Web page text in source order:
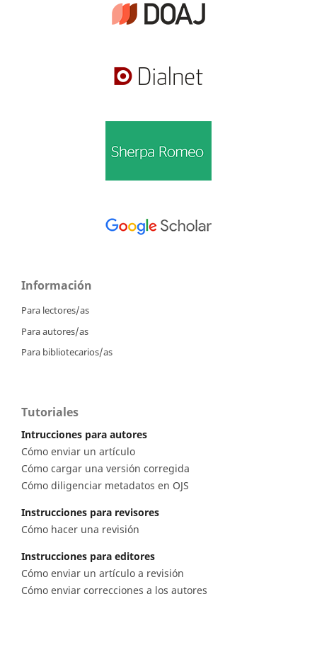
Información
Para lectores/as
Para autores/as
Para bibliotecarios/as
Tutoriales
Intrucciones para autores
Cómo enviar un artículo
Cómo cargar una versión corregida
Cómo diligenciar metadatos en OJS
Instrucciones para revisores
Cómo hacer una revisión
Instrucciones para editores
Cómo enviar un artículo a revisión
Cómo enviar correcciones a los autores